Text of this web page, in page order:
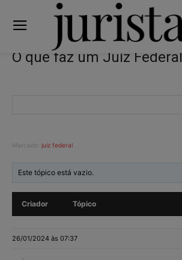
O que faz um Juiz
Marcado: juiz federal
Este tópico está vazio.
Criador Tópico
26/01/2024 às 07:37